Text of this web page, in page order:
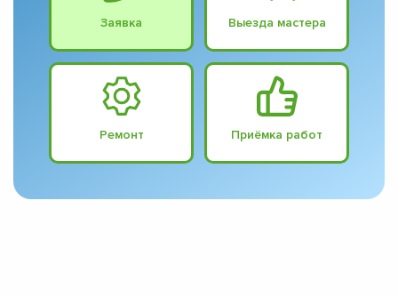
Заявка Выезда мастера
Ремонт Приёмка работ